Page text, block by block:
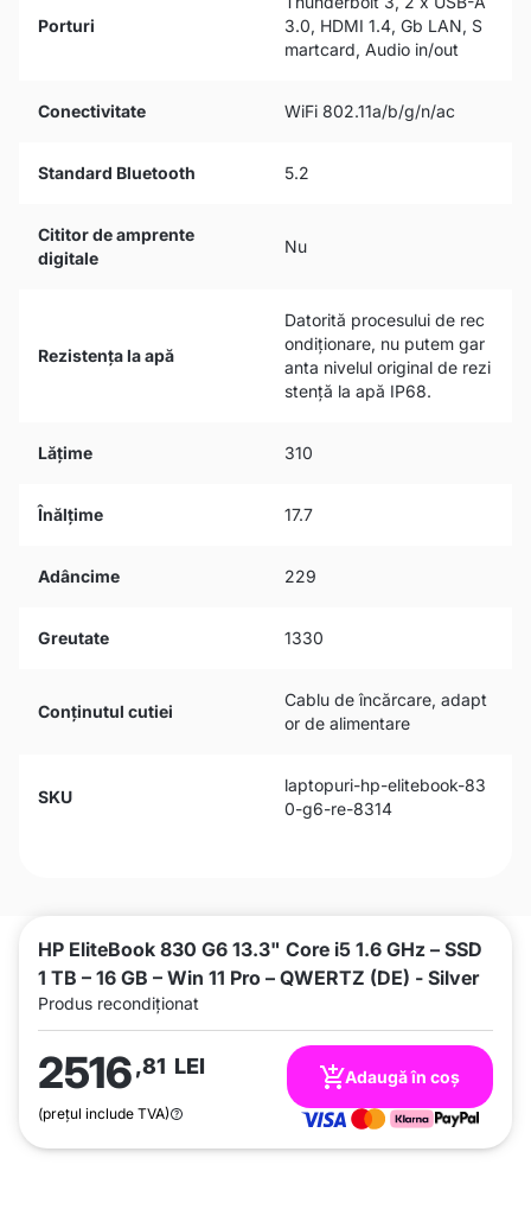
HP EliteBook 830 G6 13.3" Core i5 1.6 GHz – SSD
1 TB – 16 GB – Win 11 Pro – QWERTZ (DE) - Silver
Produs recondiționat
2516,81 LEI
(prețul include TVA)
Adaugă în coș
Porturi
3.0, HDMI 1.4, Gb LAN, S
martcard, Audio in/out
Conectivitate WiFi 802.11a/b/g/n/ac
Standard Bluetooth 5.2
Cititor de amprente
digitale
Nu
Rezistența la apă
Datorită procesului de rec
ondiționare, nu putem gar
anta nivelul original de rezi
stență la apă IP68.
Lățime 310
Înălțime 17.7
Adâncime 229
Greutate 1330
Conținutul cutiei
Cablu de încărcare, adapt
or de alimentare
SKU
laptopuri-hp-elitebook-83
0-g6-re-8314